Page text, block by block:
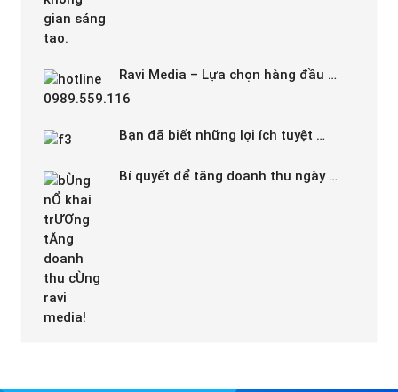
Ravi Media – Lựa chọn hàng đầu …
Bạn đã biết những lợi ích tuyệt …
Bí quyết để tăng doanh thu ngày …